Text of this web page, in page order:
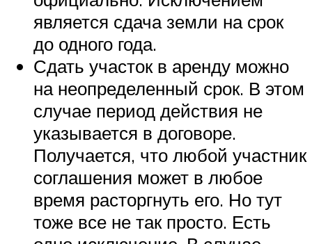
является сдача земли на срок
до одного года.
Сдать участок в аренду можно
на неопределенный срок. В этом
случае период действия не
указывается в договоре.
Получается, что любой участник
соглашения может в любое
время расторгнуть его. Но тут
тоже все не так просто. Есть